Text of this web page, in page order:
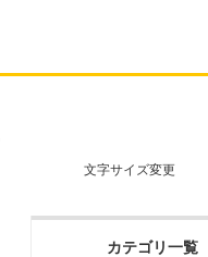
文字サイズ変更
カテゴリ一覧